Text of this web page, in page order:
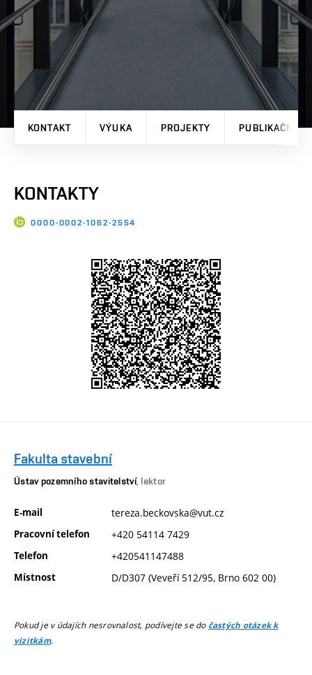
KONTAKT VÝUKA PROJEKTY PUBLIKAČNÍ
KONTAKTY
0000-0002-1062-2554
Fakulta stavební
Ústav pozemního stavitelství, lektor
E-mail tereza.beckovska@vut.cz
Pracovní telefon +420 54114 7429
Telefon +420541147488
Místnost D/D307 (Veveří 512/95, Brno 602 00)
Pokud je v údajích nesrovnalost, podívejte se do častých otázek k
vizitkám.